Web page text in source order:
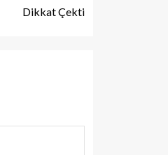
Dikkat Çekti